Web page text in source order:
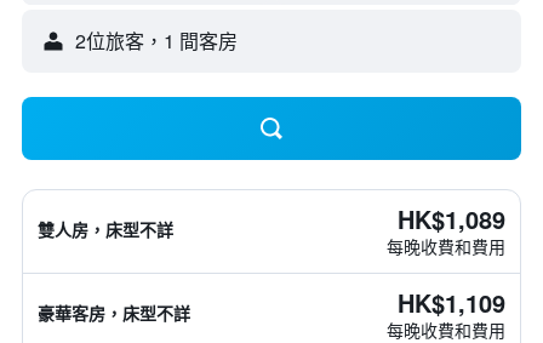
2位旅客，1 間客房
雙人房，床型不詳 HK$1,089
每晚收費和費用
豪華客房，床型不詳 HK$1,109
每晚收費和費用